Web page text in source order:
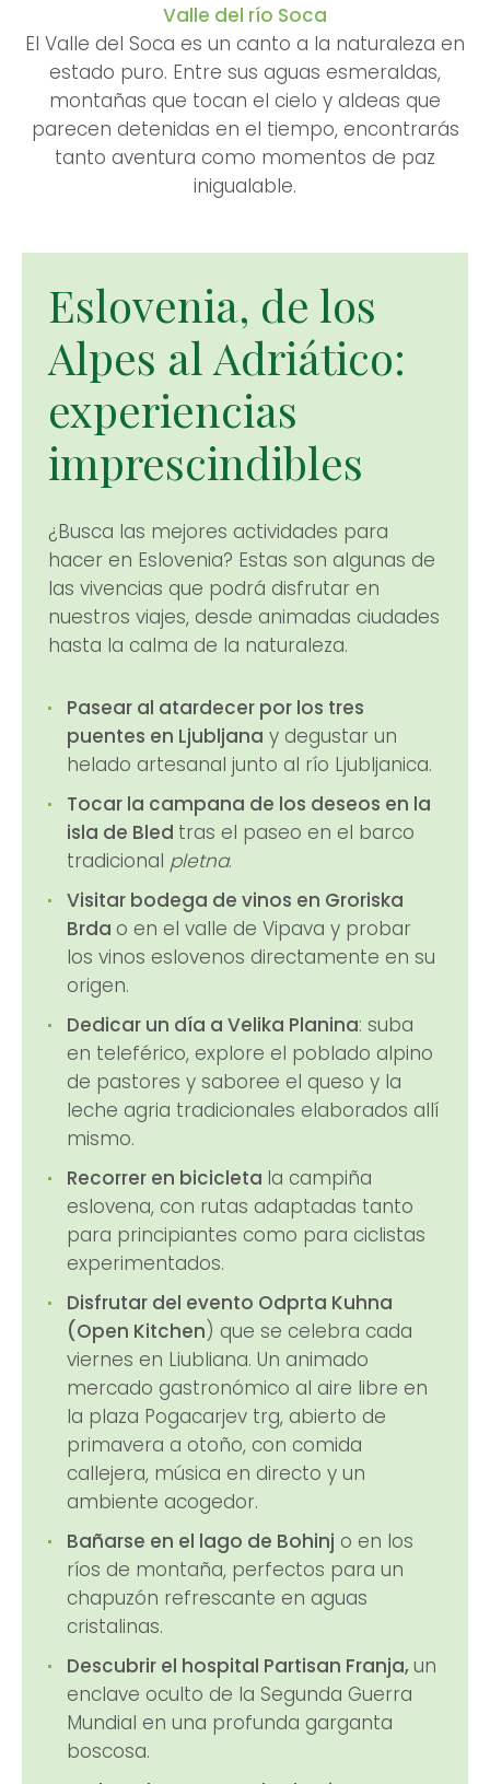
Valle del río Soca
El Valle del Soca es un canto a la naturaleza en
estado puro. Entre sus aguas esmeraldas,
montañas que tocan el cielo y aldeas que
parecen detenidas en el tiempo, encontrarás
tanto aventura como momentos de paz
inigualable.
Eslovenia, de los
Alpes al Adriático:
experiencias
imprescindibles
¿Busca las mejores actividades para
hacer en Eslovenia? Estas son algunas de
las vivencias que podrá disfrutar en
nuestros viajes, desde animadas ciudades
hasta la calma de la naturaleza.
Pasear al atardecer por los tres
puentes en Ljubljana y degustar un
helado artesanal junto al río Ljubljanica.
Tocar la campana de los deseos en la
isla de Bled tras el paseo en el barco
tradicional pletna.
Visitar bodega de vinos en Groriska
Brda o en el valle de Vipava y probar
los vinos eslovenos directamente en su
origen.
Dedicar un día a Velika Planina: suba
en teleférico, explore el poblado alpino
de pastores y saboree el queso y la
leche agria tradicionales elaborados allí
mismo.
Recorrer en bicicleta la campiña
eslovena, con rutas adaptadas tanto
para principiantes como para ciclistas
experimentados.
Disfrutar del evento Odprta Kuhna
(Open Kitchen) que se celebra cada
viernes en Liubliana. Un animado
mercado gastronómico al aire libre en
la plaza Pogacarjev trg, abierto de
primavera a otoño, con comida
callejera, música en directo y un
ambiente acogedor.
Bañarse en el lago de Bohinj o en los
ríos de montaña, perfectos para un
chapuzón refrescante en aguas
cristalinas.
Descubrir el hospital Partisan Franja,un
enclave oculto de la Segunda Guerra
Mundial en una profunda garganta
boscosa.